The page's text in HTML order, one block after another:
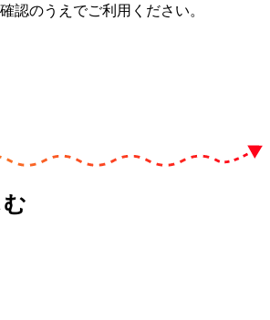
認のうえでご利用ください。